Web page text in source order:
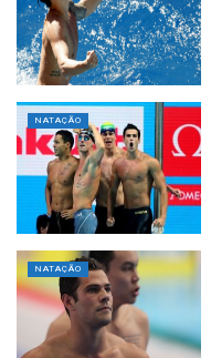
NATAÇÃO
NATAÇÃO